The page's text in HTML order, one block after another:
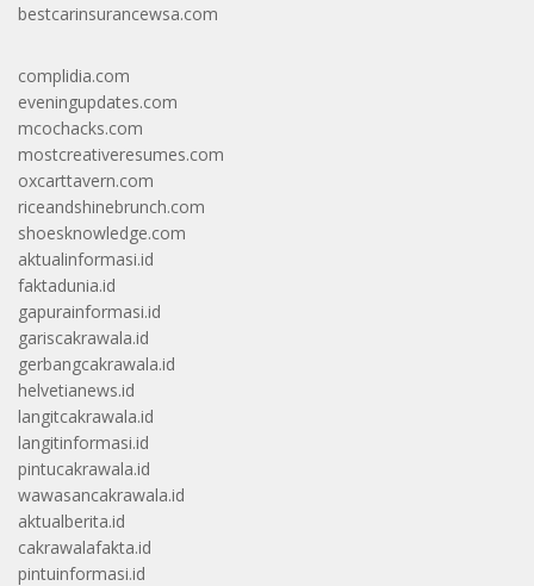
bestcarinsurancewsa.com
complidia.com
eveningupdates.com
mcochacks.com
mostcreativeresumes.com
oxcarttavern.com
riceandshinebrunch.com
shoesknowledge.com
aktualinformasi.id
faktadunia.id
gapurainformasi.id
gariscakrawala.id
gerbangcakrawala.id
helvetianews.id
langitcakrawala.id
langitinformasi.id
pintucakrawala.id
wawasancakrawala.id
aktualberita.id
cakrawalafakta.id
pintuinformasi.id